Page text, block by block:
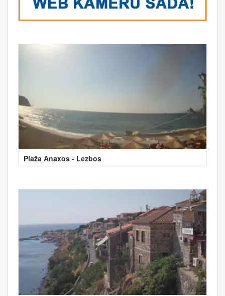
Plaža Anaxos - Lezbos